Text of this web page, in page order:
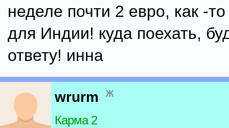
неделе почти 2 евро, как -
для Индии! куда поехать,
ответу! инна
wrurm ж
Карма 2